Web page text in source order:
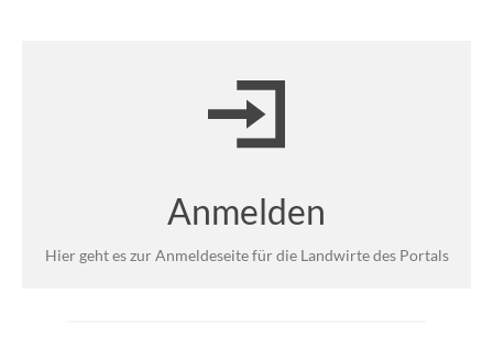
Anmelden
Hier geht es zur Anmeldeseite für die Landwirte des Portals